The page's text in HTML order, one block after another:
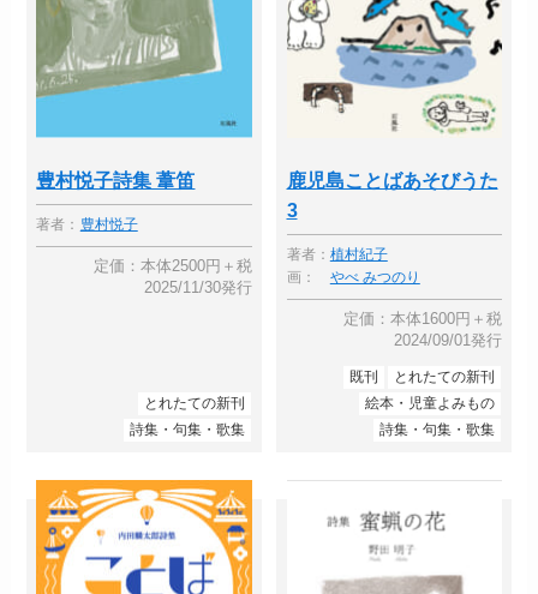
豊村悦子詩集 葦笛
著者： 豊村悦子
定価：本体2500円＋税
2025/11/30発行
とれたての新刊
詩集・句集・歌集
鹿児島ことばあそびうた
3
著者： 植村紀子
画：
やべ みつのり
定価：本体1600円＋税
2024/09/01発行
既刊
とれたての新刊
絵本・児童よみもの
詩集・句集・歌集